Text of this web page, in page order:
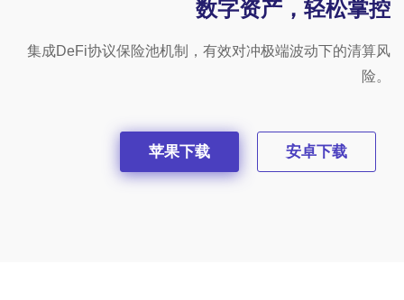
数字资产，轻松掌控
集成DeFi协议保险池机制，有效对冲极端波动下的清算风
险。
苹果下载 安卓下载